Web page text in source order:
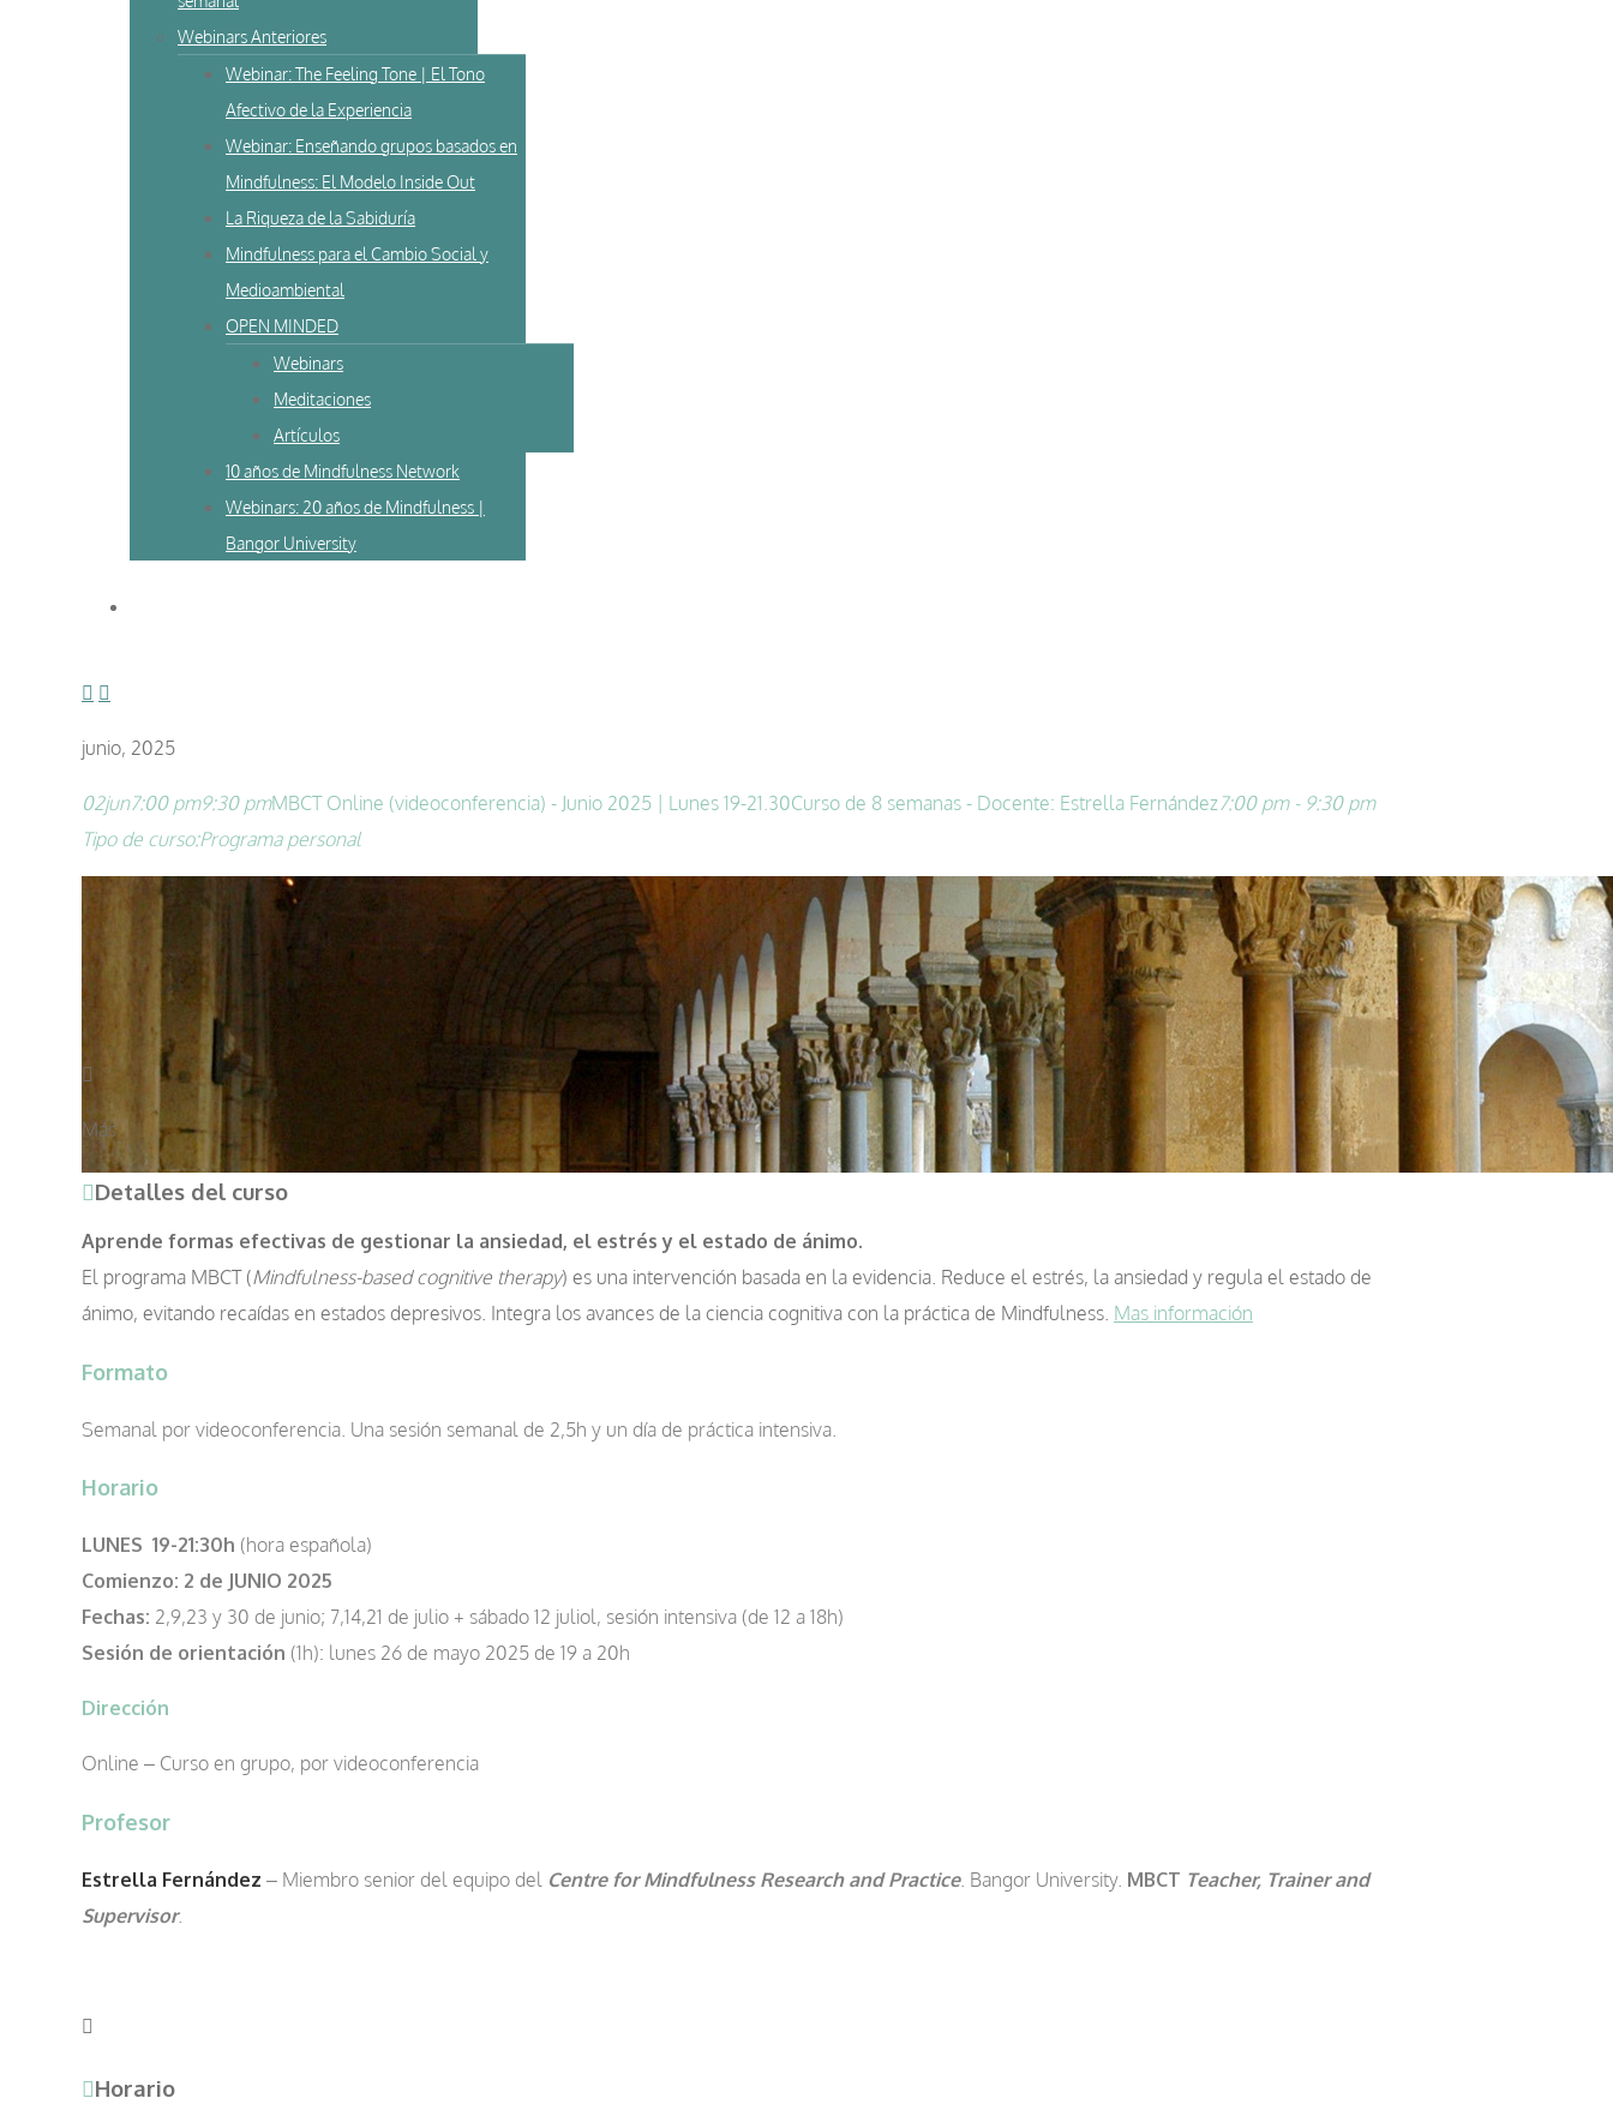
Webinars Anteriores
Webinar: The Feeling Tone | El Tono
Afectivo de la Experiencia
Webinar: Enseñando grupos basados en
Mindfulness: El Modelo Inside Out
La Riqueza de la Sabiduría
Mindfulness para el Cambio Social y
Medioambiental
OPEN MINDED
Webinars
Meditaciones
Artículos
10 años de Mindfulness Network
Webinars: 20 años de Mindfulness |
Bangor University
junio, 2025
02jun7:00 pm9:30 pmMBCT Online (videoconferencia) - Junio 2025 | Lunes 19-21.30Curso de 8 semanas - Docente: Estrella Fernández7:00 pm - 9:30 pm
Tipo de curso:Programa personal
Más
Detalles del curso
Aprende formas efectivas de gestionar la ansiedad, el estrés y el estado de ánimo.
El programa MBCT (Mindfulness-based cognitive therapy) es una intervención basada en la evidencia. Reduce el estrés, la ansiedad y regula el estado de
ánimo, evitando recaídas en estados depresivos. Integra los avances de la ciencia cognitiva con la práctica de Mindfulness. Mas información
Formato
Semanal por videoconferencia. Una sesión semanal de 2,5h y un día de práctica intensiva.
Horario
LUNES 19-21:30h (hora española)
Comienzo: 2 de JUNIO 2025
Fechas: 2,9,23 y 30 de junio; 7,14,21 de julio + sábado 12 juliol, sesión intensiva (de 12 a 18h)
Sesión de orientación (1h): lunes 26 de mayo 2025 de 19 a 20h
Dirección
Online – Curso en grupo, por videoconferencia
Profesor
Estrella Fernández – Miembro senior del equipo del Centre for Mindfulness Research and Practice. Bangor University. MBCT Teacher, Trainer and
Supervisor.
Horario